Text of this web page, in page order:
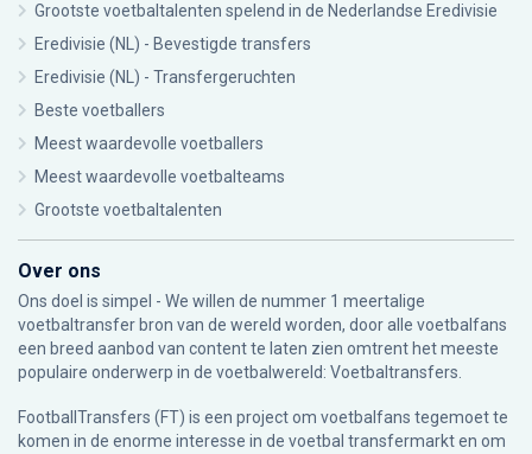
Grootste voetbaltalenten spelend in de Nederlandse Eredivisie
Eredivisie (NL) - Bevestigde transfers
Eredivisie (NL) - Transfergeruchten
Beste voetballers
Meest waardevolle voetballers
Meest waardevolle voetbalteams
Grootste voetbaltalenten
Over ons
Ons doel is simpel - We willen de nummer 1 meertalige
voetbaltransfer bron van de wereld worden, door alle voetbalfans
een breed aanbod van content te laten zien omtrent het meeste
populaire onderwerp in de voetbalwereld: Voetbaltransfers.
FootballTransfers (FT) is een project om voetbalfans tegemoet te
komen in de enorme interesse in de voetbal transfermarkt en om